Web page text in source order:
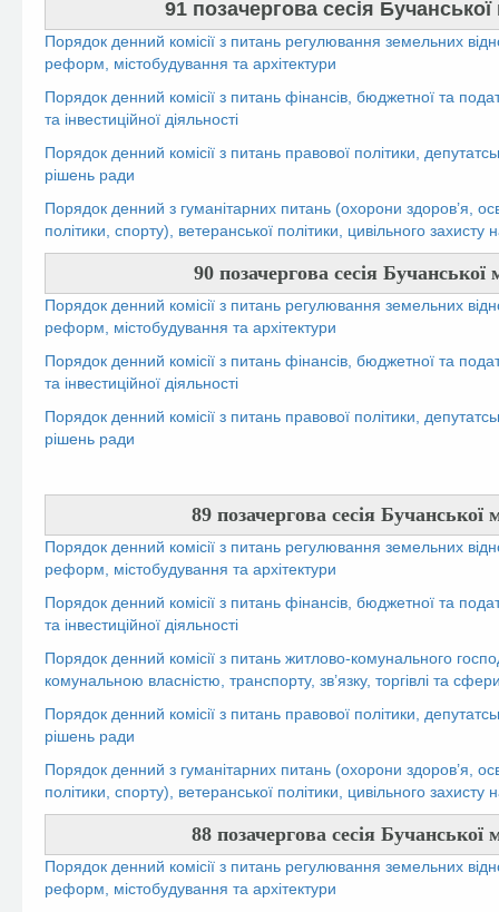
91 позачергова сесія
Порядок денний комісії з питань регулювання земельних
реформ, містобудування та архітектури
Порядок денний комісії з питань фінансів, бюджетної та
та інвестиційної діяльності
Порядок денний комісії з питань правової політики,
рішень ради
Порядок денний з гуманітарних питань (охорони здоров’я,
політики, спорту), ветеранської політики, цивільного
90 позачергова сесія
Порядок денний комісії з питань регулювання земельних
реформ, містобудування та архітектури
Порядок денний комісії з питань фінансів, бюджетної та
та інвестиційної діяльності
Порядок денний комісії з питань правової політики,
рішень ради
89 позачергова сесія
Порядок денний комісії з питань регулювання земельних
реформ, містобудування та архітектури
Порядок денний комісії з питань фінансів, бюджетної та
та інвестиційної діяльності
Порядок денний комісії з питань житлово-комунального
комунальною власністю, транспорту, зв’язку, торгівлі та
Порядок денний комісії з питань правової політики,
рішень ради
Порядок денний з гуманітарних питань (охорони здоров’я,
політики, спорту), ветеранської політики, цивільного
88 позачергова сесія
Порядок денний комісії з питань регулювання земельних
реформ, містобудування та архітектури